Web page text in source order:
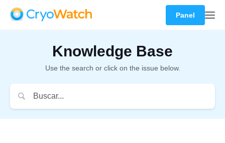
Panel
Knowledge Base
Use the search or click on the issue below.